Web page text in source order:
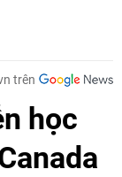
trên
học